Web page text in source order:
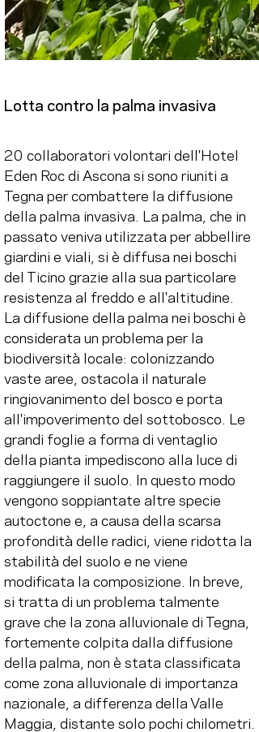
Lotta contro la palma invasiva
20 collaboratori volontari dell'Hotel
Eden Roc di Ascona si sono riuniti a
Tegna per combattere la diffusione
della palma invasiva. La palma, che in
passato veniva utilizzata per abbellire
giardini e viali, si è diffusa nei boschi
del Ticino grazie alla sua particolare
resistenza al freddo e all'altitudine.
La diffusione della palma nei boschi è
considerata un problema per la
biodiversità locale: colonizzando
vaste aree, ostacola il naturale
ringiovanimento del bosco e porta
all'impoverimento del sottobosco. Le
grandi foglie a forma di ventaglio
della pianta impediscono alla luce di
raggiungere il suolo. In questo modo
vengono soppiantate altre specie
autoctone e, a causa della scarsa
profondità delle radici, viene ridotta la
stabilità del suolo e ne viene
modificata la composizione. In breve,
si tratta di un problema talmente
grave che la zona alluvionale di Tegna,
fortemente colpita dalla diffusione
della palma, non è stata classificata
come zona alluvionale di importanza
nazionale, a differenza della Valle
Maggia, distante solo pochi chilometri.